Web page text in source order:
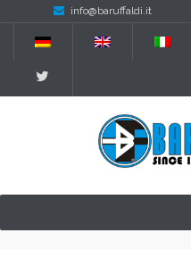
info@baruffaldi.it